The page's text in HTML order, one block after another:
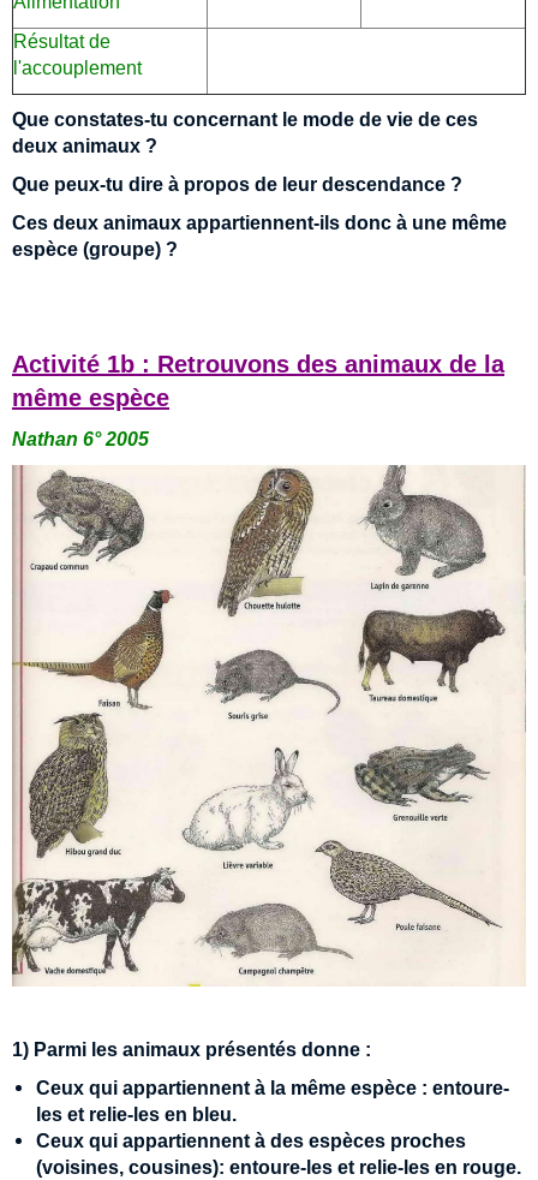
Résultat de
l'accouplement
Que constates-tu concernant le mode de vie de ces
deux animaux ?
Que peux-tu dire à propos de leur descendance ?
Ces deux animaux appartiennent-ils donc à une même
espèce (groupe) ?
Activité 1b : Retrouvons des animaux de la
même espèce
Nathan 6° 2005
1) Parmi les animaux présentés donne :
Ceux qui appartiennent à la même espèce : entoure-
les et relie-les en bleu.
Ceux qui appartiennent à des espèces proches
(voisines, cousines): entoure-les et relie-les en rouge.